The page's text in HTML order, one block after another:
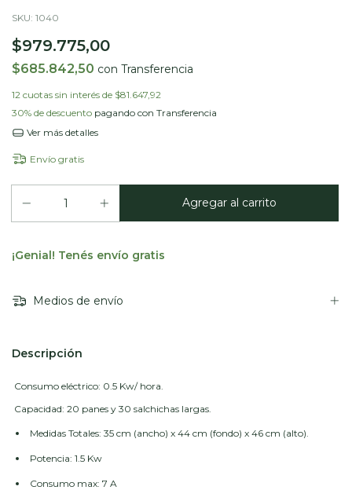
SKU: 1040
$979.775,00
$685.842,50 con Transferencia
12 cuotas sin interés de $81.647,92
30% de descuento pagando con Transferencia
Ver más detalles
Envío gratis
¡Genial! Tenés envío gratis
Medios de envío
Descripción
Consumo eléctrico: 0.5 Kw/ hora.
Capacidad: 20 panes y 30 salchichas largas.
Medidas Totales: 35 cm (ancho) x 44 cm (fondo) x 46 cm (alto).
Potencia: 1.5 Kw
Consumo max: 7 A